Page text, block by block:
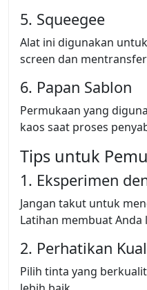
5. Squeegee
Alat ini digunakan
screen dan
6. Papan Sablon
Permukaan yang
kaos saat proses
Tips untuk
1. Eksperimen
Jangan takut untuk
Latihan membuat Anda
2. Perhatikan
Pilih tinta yang